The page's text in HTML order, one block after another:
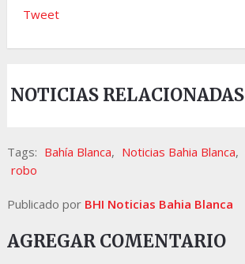
Tweet
NOTICIAS RELACIONADAS
Tags: Bahía Blanca, Noticias Bahia Blanca,
robo
Publicado por BHI Noticias Bahia Blanca
AGREGAR COMENTARIO